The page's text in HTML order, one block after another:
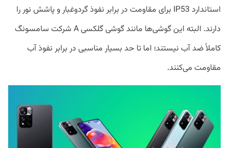
استاندارد IP53 برای مقاومت در برابر نفوذ گردوغبار و پاشش نور را
دارند. البته این گوشی‌ها مانند گوشی گلکسی A شرکت سامسونگ
کاملاً ضد آب نیستند؛ اما تا حد بسیار مناسبی در برابر نفوذ آب
مقاومت می‌کنند.